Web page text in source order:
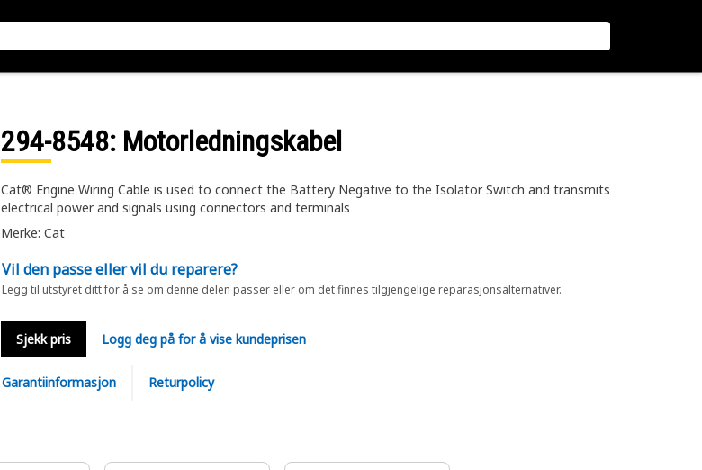
294-8548: Motorledningskabel
Cat® Engine Wiring Cable is used to connect the Battery Negative to the Isolator Switch and transmits
electrical power and signals using connectors and terminals
Merke: Cat
Vil den passe eller vil du reparere?
Legg til utstyret ditt for å se om denne delen passer eller om det finnes tilgjengelige reparasjonsalternativer.
Sjekk pris Logg deg på for å vise kundeprisen
Garantiinformasjon Returpolicy